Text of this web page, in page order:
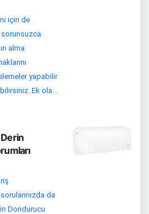
için de
sorunsuzca
alma
yapabilir
Ek ola...
da
Dondurucu